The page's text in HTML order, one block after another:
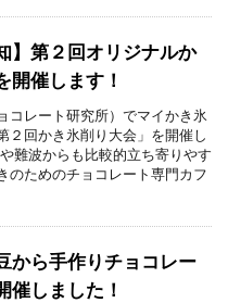
】第２回オリジナルか
開催します！
コレート研究所）でマイかき氷
２回かき氷削り大会」を開催し
難波からも比較的立ち寄りやす
のためのチョコレート専門カフ
から手作りチョコレー
催しました！